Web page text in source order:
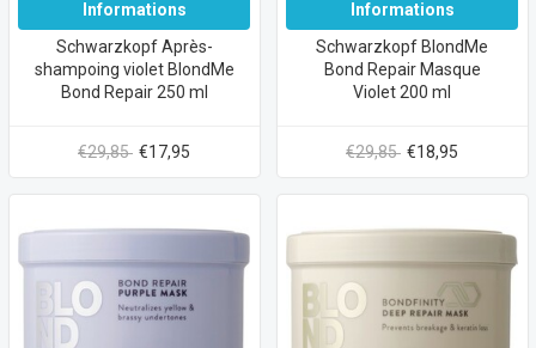
Informations
Schwarzkopf Après-
shampoing violet BlondMe
Bond Repair 250 ml
€29,85 €17,95
Informations
Schwarzkopf BlondMe
Bond Repair Masque
Violet 200 ml
€29,85 €18,95